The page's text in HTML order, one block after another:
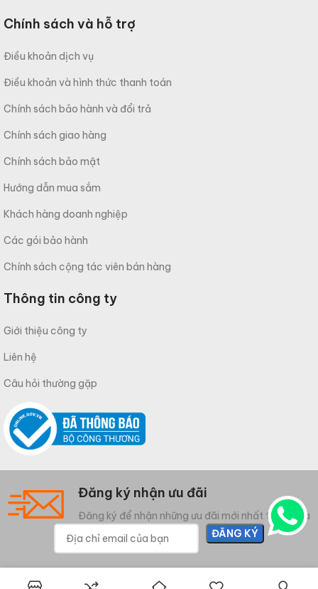
Chính sách và hỗ trợ
Điều khoản dịch vụ
Điều khoản và hình thức thanh toán
Chính sách bảo hành và đổi trả
Chính sách giao hàng
Chính sách bảo mật
Hướng dẫn mua sắm
Khách hàng doanh nghiệp
Các gói bảo hành
Chính sách cộng tác viên bán hàng
Thông tin công ty
Giới thiệu công ty
Liên hệ
Câu hỏi thường gặp
Đăng ký nhận ưu đãi
Đăng ký để nhận những ưu đãi mới nhất từ Meliwa